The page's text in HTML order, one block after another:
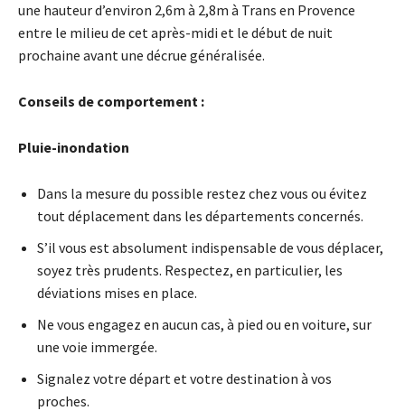
une hauteur d’environ 2,6m à 2,8m à Trans en Provence
entre le milieu de cet après-midi et le début de nuit
prochaine avant une décrue généralisée.
Conseils de comportement :
Pluie-inondation
Dans la mesure du possible restez chez vous ou évitez
tout déplacement dans les départements concernés.
S’il vous est absolument indispensable de vous déplacer,
soyez très prudents. Respectez, en particulier, les
déviations mises en place.
Ne vous engagez en aucun cas, à pied ou en voiture, sur
une voie immergée.
Signalez votre départ et votre destination à vos
proches.